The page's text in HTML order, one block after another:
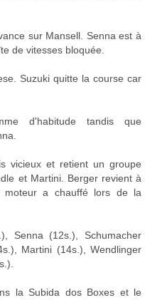
sur Mansell. Senna est à
de vitesses bloquée.
Suzuki quitte la course car
d'habitude tandis que
vicieux et retient un groupe
et Martini. Berger revient à
a chauffé lors de la
Senna (12s.), Schumacher
Martini (14s.), Wendlinger
la Subida dos Boxes et le